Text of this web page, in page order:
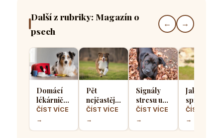
Další z rubriky: Magazín o
psech
← →
Domácí
lékárnička
pro psa
aneb Co
musíte mít
ČÍST VÍCE
→
Pět
nejčastějších
chyb při
výcviku
přivolání
ČÍST VÍCE
→
Signály
stresu u
psů: Jak
poznat, že
se váš
ČÍST VÍCE
→
Jak
správně
štěně, aby
z něj
ČÍST VÍCE
→